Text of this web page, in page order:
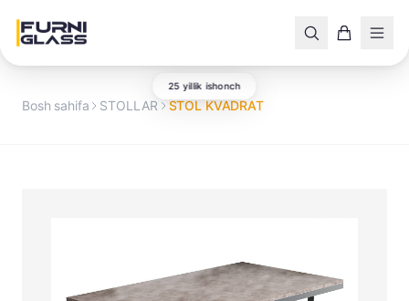
25 yillik ishonch
Bosh sahifa STOLLAR STOL KVADRAT